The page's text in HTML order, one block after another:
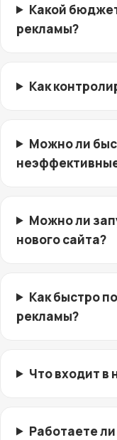
Какой
рекламы?
Как
Можно ли
Можно ли
нового сайта?
Как быстро
рекламы?
Что входит в
Работаете